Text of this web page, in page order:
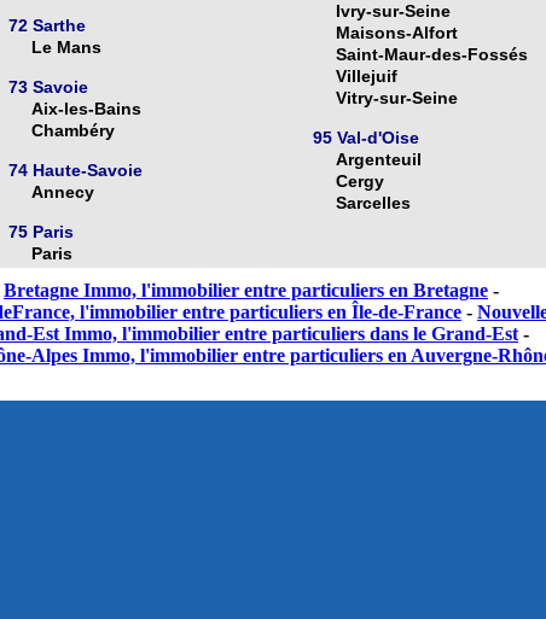
72 Sarthe
Le Mans
73 Savoie
Aix-les-Bains
Chambéry
74 Haute-Savoie
Annecy
75 Paris
Paris
Ivry-sur-Seine
Maisons-Alfort
Saint-Maur-des-Fossés
Villejuif
Vitry-sur-Seine
95 Val-d'Oise
Argenteuil
Cergy
Sarcelles
Bretagne Immo, l'immobilier entre particuliers en Bretagne -
l'immobilier entre particuliers en Île-de-France -
Est Immo, l'immobilier entre particuliers dans le Grand-Est -
Alpes Immo, l'immobilier entre particuliers en Auvergne-